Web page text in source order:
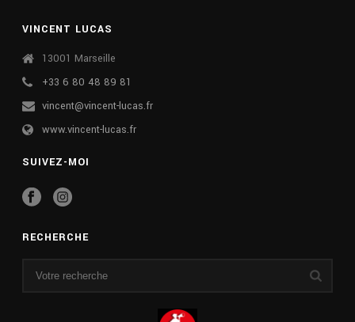
VINCENT LUCAS
13001 Marseille
+33 6 80 48 89 81
vincent@vincent-lucas.fr
www.vincent-lucas.fr
SUIVEZ-MOI
RECHERCHE